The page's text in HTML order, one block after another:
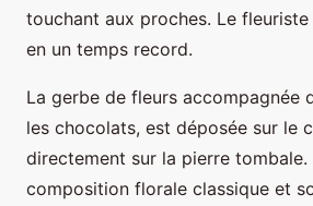
touchant aux proches. Le
en un temps record.
La gerbe de fleurs accompagnée
les chocolats, est déposée sur le
directement sur la pierre tombale.
composition florale classique et